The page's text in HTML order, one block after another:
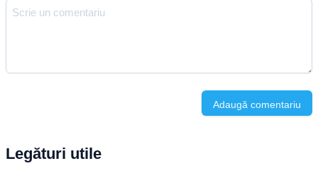
Adaugă comentariu
Legături utile